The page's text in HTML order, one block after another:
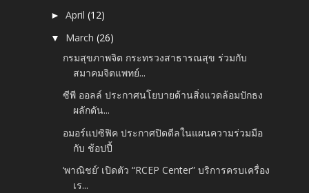
►April(12)
▼ March(26)
กรมสุขภาพจิต กระทรวงสาธารณสุข ร่วมกับ
สมาคมจิตแพทย์...
ซีพี ออลล์ ประกาศนโยบายด้านสิ่งแวดล้อมปักธง
ผลักดัน...
อมอร์แปซิฟิค ประกาศปิดดีลในแผนความร่วมมือ
กับ ช้อปปี้
‘พาณิชย์’ เปิดตัว “RCEP Center” บริการครบเครื่อง
เร...